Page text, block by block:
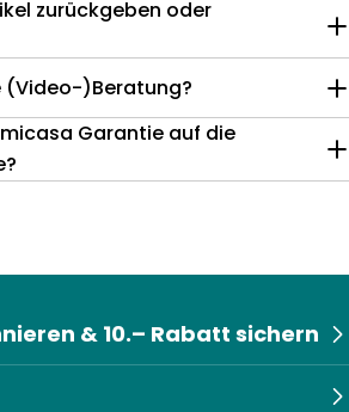
zurückgeben oder
(Video-)Beratung?
Garantie auf die
& 10.– Rabatt sichern